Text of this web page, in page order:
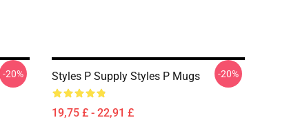
-20% Styles P Supply Styles P Mugs
19,75 £ - 22,91 £
-20%